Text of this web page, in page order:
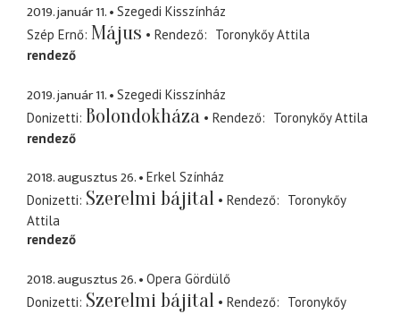
2019. január 11.
Szegedi Kisszínház
Szép Ernő Május Rendező
Toronykőy Attila
rendező
2019. január 11.
Szegedi Kisszínház
Donizetti Bolondokháza Rendező
Toronykőy Attila
rendező
2018. augusztus 26.
Erkel Színház
Donizetti Szerelmi bájital Rendező
Toronykőy
Attila
rendező
2018. augusztus 26.
Opera Gördülő
Donizetti Szerelmi bájital Rendező
Toronykőy